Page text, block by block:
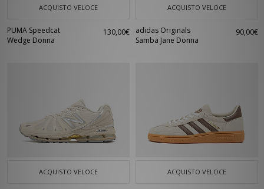
ACQUISTO VELOCE
PUMA Speedcat
Wedge Donna
130,00€
ACQUISTO VELOCE
adidas Originals
Samba Jane Donna
90,00€
ACQUISTO VELOCE ACQUISTO VELOCE